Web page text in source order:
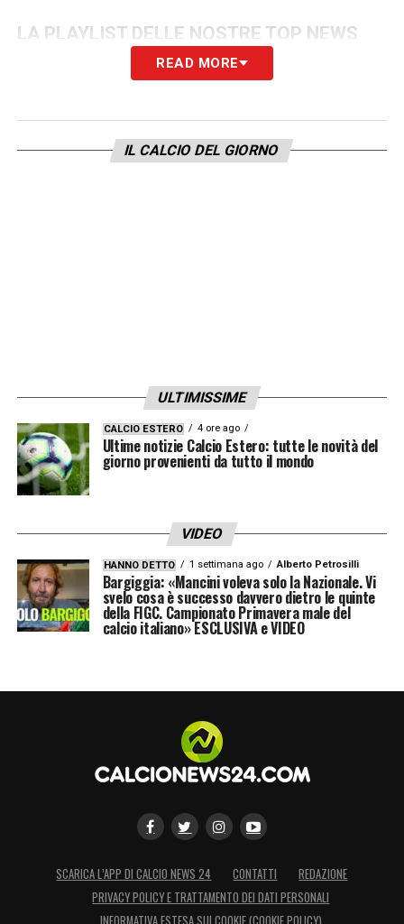
LA PLAYLIST DELLE NOSTRE TOP NEWS
READ MORE
IL CALCIO DEL GIORNO
ULTIMISSIME
CALCIO ESTERO 4 ore ago
Ultime notizie Calcio Estero: tutte le novità del
giorno provenienti da tutto il mondo
VIDEO
HANNO DETTO 1 settimana ago Alberto Petrosilli
Bargiggia: «Mancini voleva solo la Nazionale. Vi
svelo cosa è successo davvero dietro le quinte
della FIGC. Campionato Primavera male del
calcio italiano» ESCLUSIVA e VIDEO
SCARICA L’APP DI CALCIO NEWS 24 CONTATTI
REDAZIONE
PRIVACY POLICY E TRATTAMENTO DEI DATI PERSONALI